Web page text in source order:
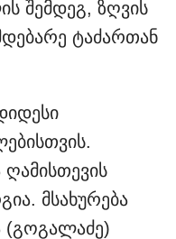
შემდეგ, ზღვის
ტაძართან
მსახურება
(გოგალაძე)